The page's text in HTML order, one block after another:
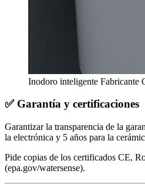
Inodoro inteligente Fabricante
✅ Garantía y certificaciones
Garantizar la transparencia de la
la electrónica y 5 años para la
Pide copias de los certificados CE,
(epa.gov/watersense).